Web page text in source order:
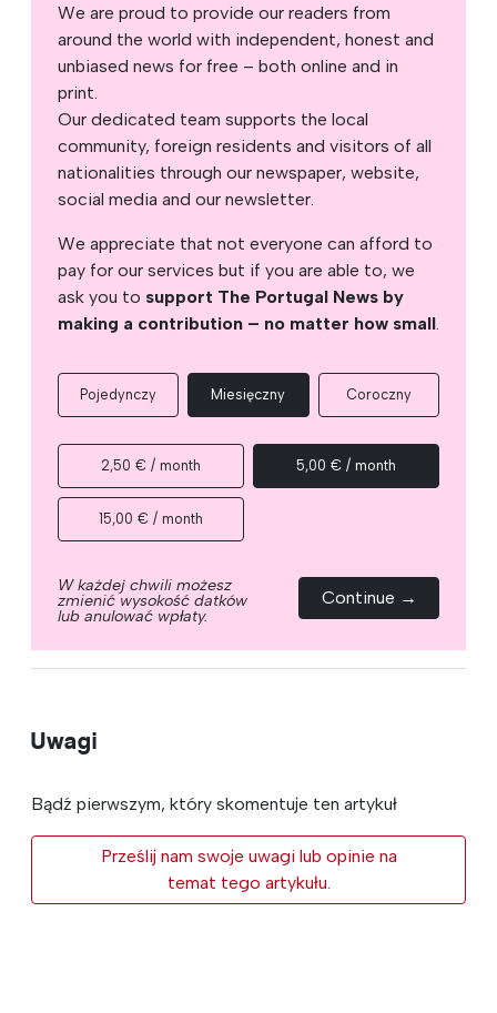
We are proud to provide our readers from
around the world with independent, honest and
unbiased news for free – both online and in
print.
Our dedicated team supports the local
community, foreign residents and visitors of all
nationalities through our newspaper, website,
social media and our newsletter.
We appreciate that not everyone can afford to
pay for our services but if you are able to, we
ask you to support The Portugal News by
making a contribution – no matter how small.
Pojedynczy Miesięczny Coroczny
2,50 € / month 5,00 € / month
15,00 € / month
W każdej chwili możesz
zmienić wysokość datków
lub anulować wpłaty.
Continue →
Uwagi
Bądź pierwszym, który skomentuje ten artykuł
Prześlij nam swoje uwagi lub opinie na
temat tego artykułu.